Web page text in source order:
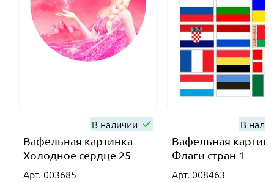
В наличии
Вафельная картинка
Холодное сердце 25
Арт. 003685
В
Вафельная
Флаги стран 1
Арт. 008463